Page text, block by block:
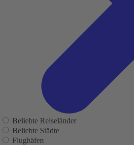
Beliebte Reiseländer
Beliebte Städte
Flughäfen